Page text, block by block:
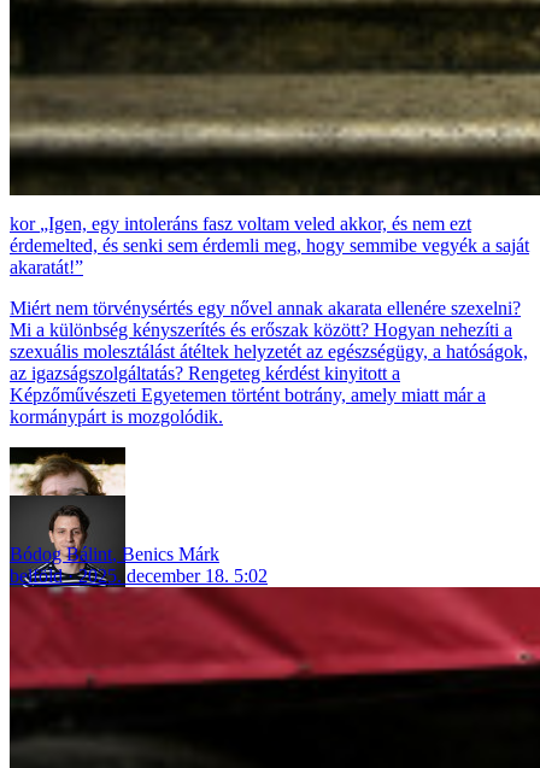
„Igen, egy intoleráns fasz voltam veled akkor, és nem ezt
érdemelted, és senki sem érdemli meg, hogy semmibe vegyék a saját
akaratát!”
Miért nem törvénysértés egy nővel annak akarata ellenére szexelni?
Mi a különbség kényszerítés és erőszak között? Hogyan nehezíti a
szexuális molesztálást átéltek helyzetét az egészségügy, a hatóságok,
az igazságszolgáltatás? Rengeteg kérdést kinyitott a
Képzőművészeti Egyetemen történt botrány, amely miatt már a
kormánypárt is mozgolódik.
Bódog Bálint, Benics Márk
belföld
2025. december 18. 5:02